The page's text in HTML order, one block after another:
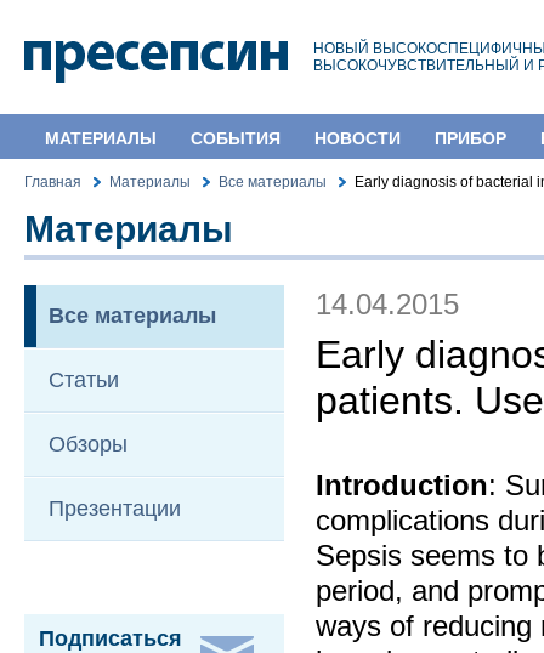
НОВЫЙ
ВЫСОКОЧУВСТВИТЕЛЬНЫЙ И
МАТЕРИАЛЫ СОБЫТИЯ НОВОСТИ ПРИБОР
Главная Материалы Все материалы Early diagnosis of bacterial
Материалы
Все материалы
Статьи
Обзоры
Презентации
Подписаться
14.04.2015
Early
patients.
Introduction:
complications
Sepsis seems to
period, and
ways of reducing